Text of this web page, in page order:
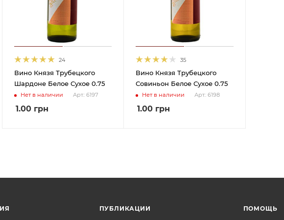
24
Вино Князя Трубецкого
Шардоне Белое Сухое 0.75
Нет в наличии Арт.: 6197
1.00 грн
35
Вино Князя Трубецкого
Совиньон Белое Сухое 0.75
Нет в наличии Арт.: 6198
1.00 грн
ПУБЛИКАЦИИ ПОМОЩЬ